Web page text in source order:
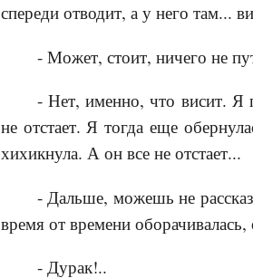
спереди отводит, а у него там...
- Может, стоит, ничего не
- Нет, именно, что висит. Я
не отстает. Я тогда еще
хихикнула. А он все не отстает...
- Дальше, можешь не
время от времени
- Дурак!..